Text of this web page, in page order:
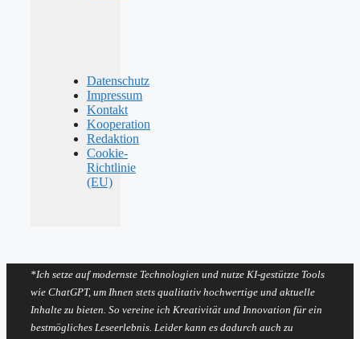
Datenschutz
Impressum
Kontakt
Kooperation
Redaktion
Cookie-
Richtlinie
(EU)
*Ich setze auf modernste Technologien und nutze KI-gestützte Tools
wie ChatGPT, um Ihnen stets qualitativ hochwertige und aktuelle
Inhalte zu bieten. So vereine ich Kreativität und Innovation für ein
bestmögliches Leseerlebnis. Leider kann es dadurch auch zu